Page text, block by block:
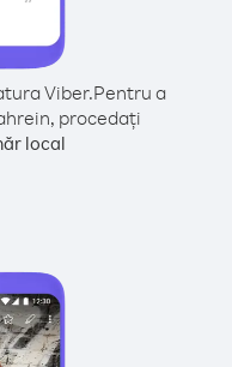
Viber.Pentru a
procedați
local